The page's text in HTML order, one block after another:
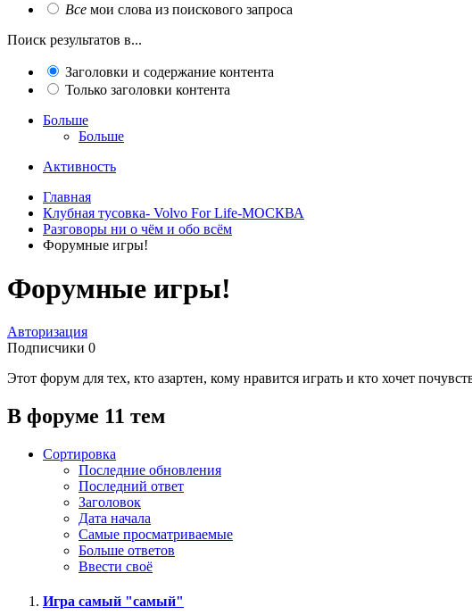
Все мои слова из поискового запроса
Поиск результатов в...
Заголовки и содержание контента
Только заголовки контента
Больше
Больше
Активность
Главная
Клубная тусовка- Volvo For Life-МОСКВА
Разговоры ни о чём и обо всём
Форумные игры!
Форумные игры!
Авторизация
Подписчики 0
Этот форум для тех, кто азартен, кому нравится играть и кто хочет
В форуме 11 тем
Сортировка
Последние обновления
Последний ответ
Заголовок
Дата начала
Самые просматриваемые
Больше ответов
Ввести своё
Игра самый "самый"